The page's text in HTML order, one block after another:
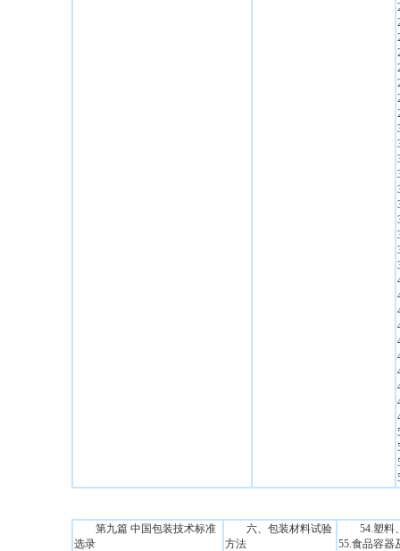
第九篇 中国包装技术标准
选录
六、包装材料试验
方法
54.塑料
55.食品容器